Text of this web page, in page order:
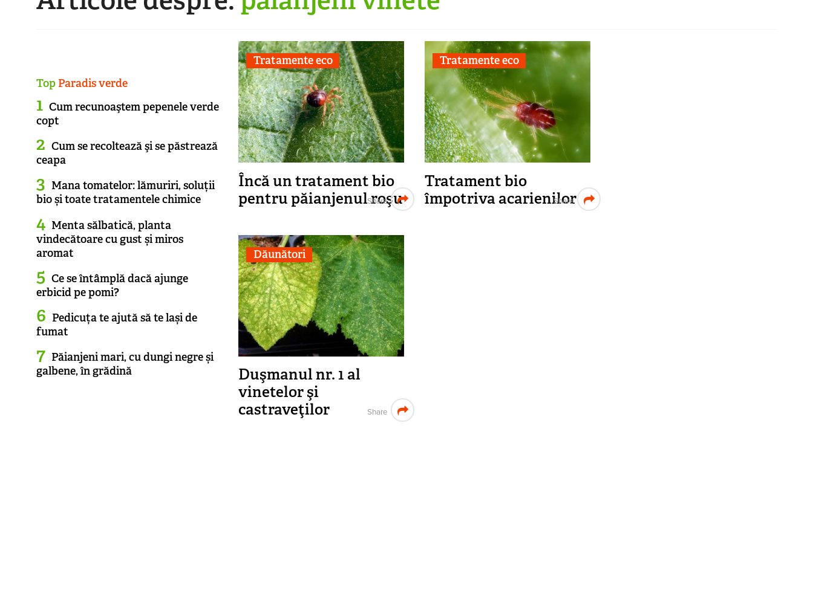
Tratamente eco
Încă un tratament bio
pentru păianjenul roşu
Share
Tratamente eco
Tratament bio
împotriva acarienilor
Share
Dăunători
Duşmanul nr. 1 al
vinetelor şi
castraveţilor
Share
TopParadis verde
Cum recunoaştem pepenele verde
copt
Cum se recoltează şi se păstrează
ceapa
Mana tomatelor: lămuriri, soluții
bio și toate tratamentele chimice
Menta sălbatică, planta
vindecătoare cu gust și miros
aromat
Ce se întâmplă dacă ajunge
erbicid pe pomi?
Pedicuța te ajută să te lași de
fumat
Păianjeni mari, cu dungi negre și
galbene, în grădină